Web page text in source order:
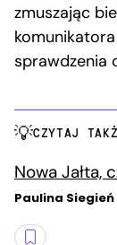
zmuszając
sprawdzenia
CZYTAJ
Nowa Jałta,
Paulina Siegień